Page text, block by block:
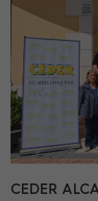
CEDER